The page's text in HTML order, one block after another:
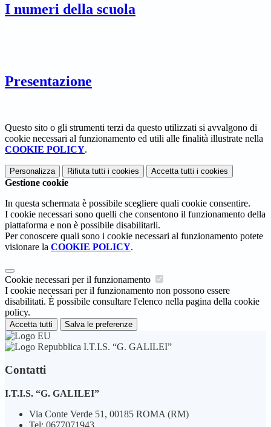
I numeri della scuola
Presentazione
Questo sito o gli strumenti terzi da questo utilizzati si avvalgono di
cookie necessari al funzionamento ed utili alle finalità illustrate nella
COOKIE POLICY.
Personalizza Rifiuta tutti i cookies Accetta tutti i cookies
Gestione cookie
In questa schermata è possibile scegliere quali cookie consentire.
I cookie necessari sono quelli che consentono il funzionamento della
piattaforma e non è possibile disabilitarli.
Per conoscere quali sono i cookie necessari al funzionamento potete
visionare la COOKIE POLICY.
Cookie necessari per il funzionamento
I cookie necessari per il funzionamento non possono essere
disabilitati. È possibile consultare l'elenco nella pagina della cookie
policy.
Accetta tutti Salva le preferenze
I.T.I.S. “G. GALILEI”
Contatti
I.T.I.S. “G. GALILEI”
Via Conte Verde 51, 00185 ROMA (RM)
Tel: 0677071943